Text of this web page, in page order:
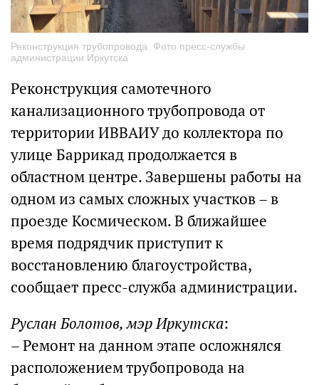
Реконструкция трубопровода. Фото пресс-службы
администрации Иркутска
Реконструкция самотечного
канализационного трубопровода от
территории ИВВАИУ до коллектора по
улице Баррикад продолжается в
областном центре. Завершены работы на
одном из самых сложных участков – в
проезде Космическом. В ближайшее
время подрядчик приступит к
восстановлению благоустройства,
сообщает пресс-служба администрации.
Руслан Болотов, мэр Иркутска:
– Ремонт на данном этапе осложнялся
расположением трубопровода на